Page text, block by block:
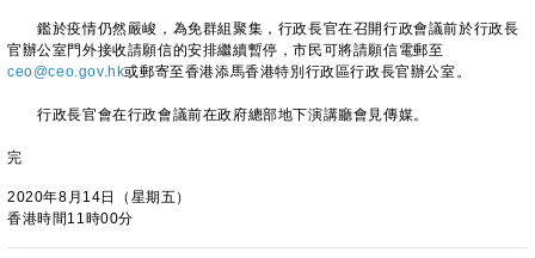
鑑於疫情仍然嚴峻，為免群組聚集，行政長官在召開行政會議前於行政長
官辦公室門外接收請願信的安排繼續暫停，市民可將請願信電郵至
ceo@ceo.gov.hk或郵寄至香港添馬香港特別行政區行政長官辦公室。
行政長官會在行政會議前在政府總部地下演講廳會見傳媒。
完
2020年8月14日（星期五）
香港時間11時00分